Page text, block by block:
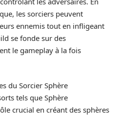
les sorciers peuvent
ennemis tout en infligeant
se fonde sur des
le gameplay à la fois
du Sorcier Sphère
tels que Sphère
crucial en créant des sphères